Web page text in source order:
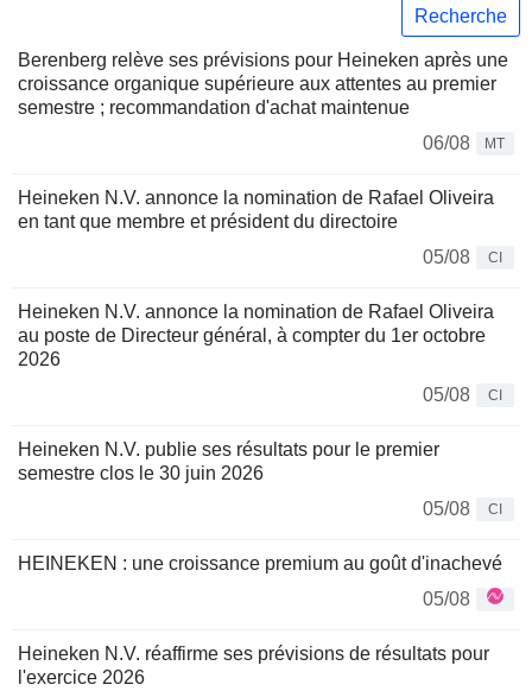
Recherche
Berenberg relève ses prévisions pour Heineken après une
croissance organique supérieure aux attentes au premier
semestre ; recommandation d'achat maintenue
06/08
MT
Heineken N.V. annonce la nomination de Rafael Oliveira
en tant que membre et président du directoire
05/08
CI
Heineken N.V. annonce la nomination de Rafael Oliveira
au poste de Directeur général, à compter du 1er octobre
2026
05/08
CI
Heineken N.V. publie ses résultats pour le premier
semestre clos le 30 juin 2026
05/08
CI
HEINEKEN : une croissance premium au goût d'inachevé
05/08
Heineken N.V. réaffirme ses prévisions de résultats pour
l'exercice 2026